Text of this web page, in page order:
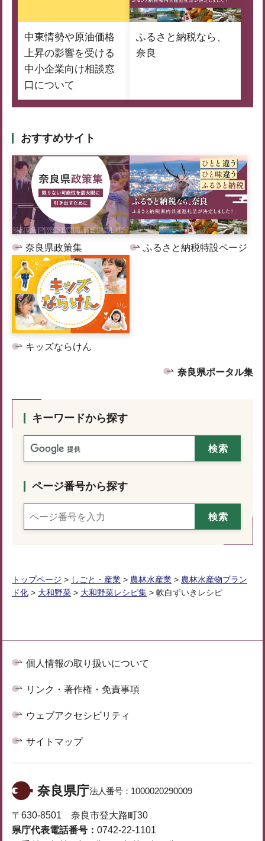
中東情勢や原油価格
上昇の影響を受ける
中小企業向け相談窓
口について
ふるさと納税なら、
奈良
おすすめサイト
奈良県政策集 ふるさと納税特設ページ
キッズならけん
奈良県ポータル集
キーワードから探す
ページ番号から探す
トップページ > しごと・産業 > 農林水産業 > 農林水産物ブラン
ド化 > 大和野菜 > 大和野菜レシピ集 > 軟白ずいきレシピ
個人情報の取り扱いについて
リンク・著作権・免責事項
ウェブアクセシビリティ
サイトマップ
奈良県庁法人番号： 1000020290009
〒630-8501 奈良市登大路町30
県庁代表電話番号： 0742-22-1101